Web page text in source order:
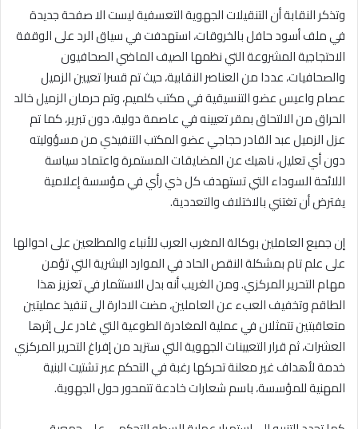
وتذكر النقابة أن التنقيلات الجهوية التعسفية ليست الا صفحة جديدة
في ملف أسود حافل بالخروقات، استهدفت في سياق الرد على الوقفة
الاحتجاجية المشروعة التي نظمها الصيف الماضي الصحافيون
والصحافيات، عددا من العناصر النقابية، حيث تم قسرا تعيين الزميل
عصام واعيس عضو التنسيقية في مكتب كلميم، وتم حرمان الزميل خالد
الحراق من الالتحاق بمقر تعيينه في عاصمة دولية، دون تبرير، كما تم
عزل الزميل عبد القادر حجاجي عضو المكتب التنفيذي من مسؤوليته
دون أي تعليل، ناهيك عن المضايقات المستمرة واعتماد سياسة
اللائحة السوداء التي تستهدف كل ذي رأي في مؤسسة إعلامية
يفترض أن تغتني بالاختلاف والتعددية.
إن جميع العاملين بوكالة المغرب العرب للأنباء والمطلعين على احوالها
على علم تام بمشكلة النقص الحاد في الموارد البشرية التي تؤمن
مهام التحرير المركزي. ومن الغريب أنه بدل الاستثمار في تعزيز هذا
الطاقم وتخفيف العبء عن العاملين، مضت الادارة الى تنفيذ عمليتين
متعاقبتين تتمثلان في عملية المغادرة الطوعية التي غادر على إثرها
العشرات، ثم قرار التعيينات الجهوية التي ستزيد من إفراغ التحرير المركزي
خدمة لأهداف غير معلنة تحركها رغبة في التحكم عبر تشتيت البنية
المهنية للمؤسسة، باسم شعارات خادعة تتمحور حول الجهوية.